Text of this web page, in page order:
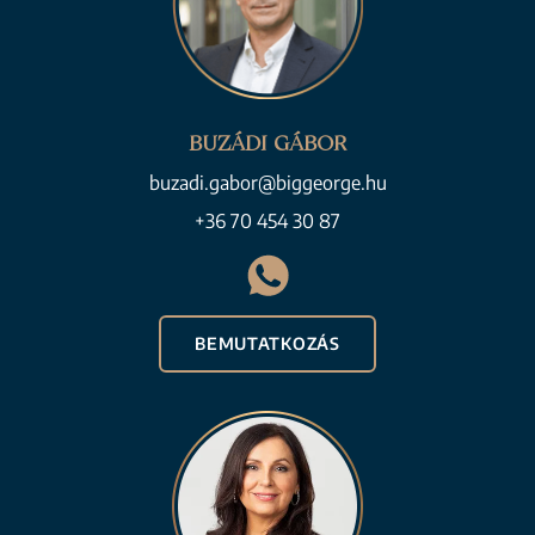
BUZÁDI GÁBOR
buzadi.gabor@biggeorge.hu
+36 70 454 30 87
BEMUTATKOZÁS